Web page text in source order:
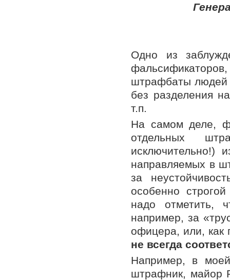
Одно из
штрафбаты людей
без разделения
т.п.
На самом деле,
отдельных
исключительно!)
направляемых в
за
особенно
надо отметить,
например, за
офицера, или, как
не всегда
Например, в
штрафник, майор